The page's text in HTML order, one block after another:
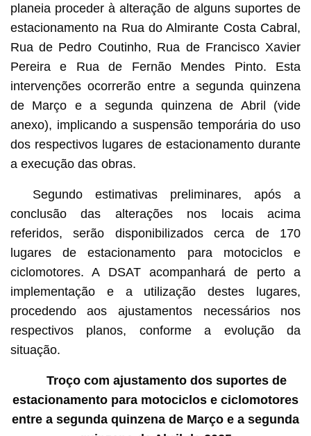
planeia proceder à alteração de alguns suportes de
estacionamento na Rua do Almirante Costa Cabral,
Rua de Pedro Coutinho, Rua de Francisco Xavier
Pereira e Rua de Fernão Mendes Pinto. Esta
intervenções ocorrerão entre a segunda quinzena
de Março e a segunda quinzena de Abril (vide
anexo), implicando a suspensão temporária do uso
dos respectivos lugares de estacionamento durante
a execução das obras.
Segundo estimativas preliminares, após a
conclusão das alterações nos locais acima
referidos, serão disponibilizados cerca de 170
lugares de estacionamento para motociclos e
ciclomotores. A DSAT acompanhará de perto a
implementação e a utilização destes lugares,
procedendo aos ajustamentos necessários nos
respectivos planos, conforme a evolução da
situação.
Troço com ajustamento dos suportes de
estacionamento para motociclos e ciclomotores
entre a segunda quinzena de Março e a segunda